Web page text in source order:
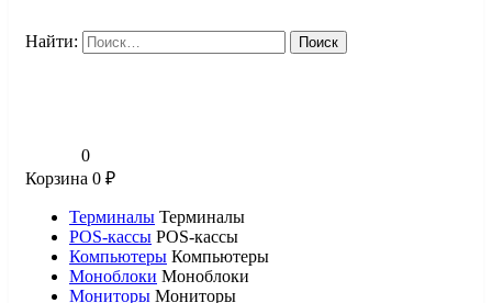
Найти:
0
Корзина 0 ₽
Терминалы Терминалы
POS-кассы POS-кассы
Компьютеры Компьютеры
Моноблоки Моноблоки
Мониторы Мониторы